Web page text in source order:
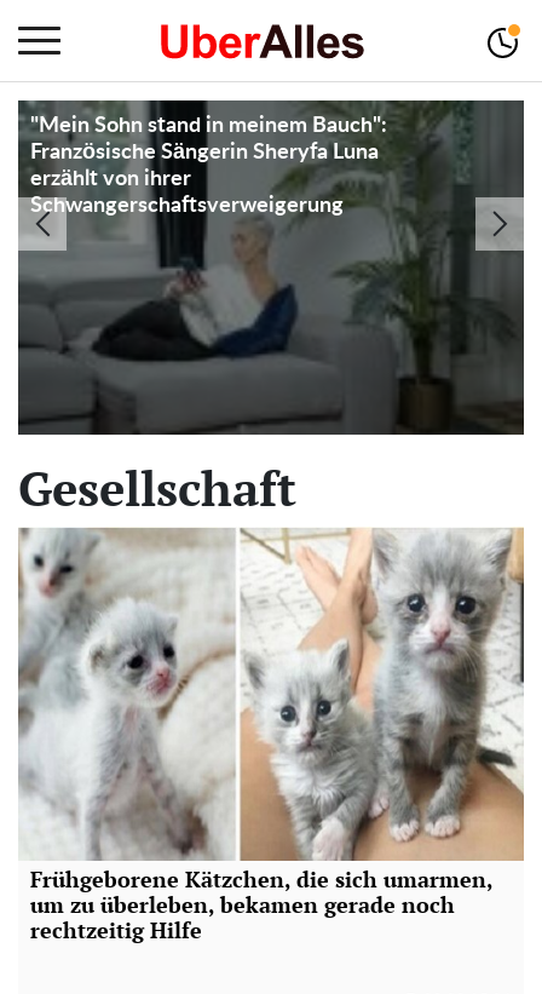
"Ich hatte keine andere Wahl": Frau ruft
die Polizei, nachdem sie Nachbarn dabei
erwischt hat, wie sie ein Paket von ihrer
Türschwelle genommen haben
Gesellschaft
Frühgeborene Kätzchen, die sich umarmen,
um zu überleben, bekamen gerade noch
rechtzeitig Hilfe